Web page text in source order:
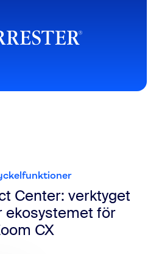
Center: verktyget
ekosystemet för
CX